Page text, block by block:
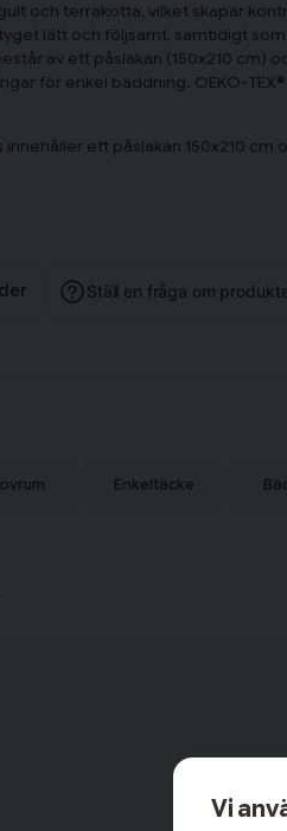
och terrakotta, vilket skapar
lätt och följsamt, samtidigt
av ett påslakan (150x210 cm)
för enkel bäddning. OEKO-
ett påslakan 150x210 cm
Ställ en fråga om
Enkeltäcke
Vi